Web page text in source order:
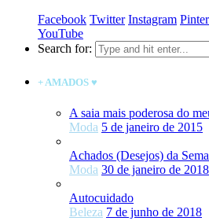
Facebook Twitter Instagram
YouTube
Search for:
+ AMADOS ♥
A saia mais poderosa do
Moda 5 de janeiro de 2015
Achados (Desejos) da
Moda 30 de janeiro de 2018
Autocuidado
Beleza 7 de junho de 2018